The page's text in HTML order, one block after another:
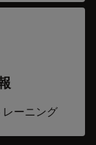
ーニング